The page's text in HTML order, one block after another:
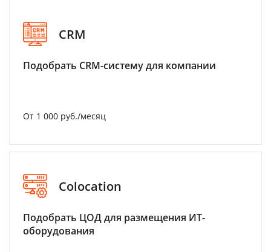
CRM
Подобрать CRM-систему для компании
От 1 000 руб./месяц
Colocation
Подобрать ЦОД для размещения ИТ-
оборудования